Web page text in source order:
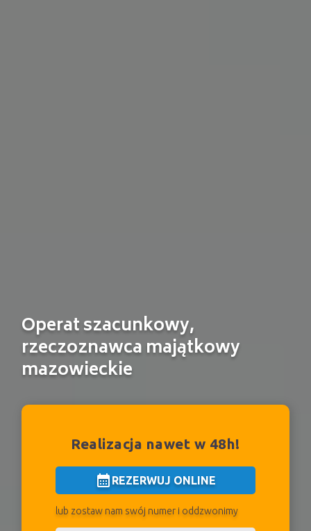
Operat szacunkowy,
rzeczoznawca majątkowy
mazowieckie
Realizacja nawet w 48h!
calendar_monthREZERWUJ ONLINE
lub zostaw nam swój numer i oddzwonimy